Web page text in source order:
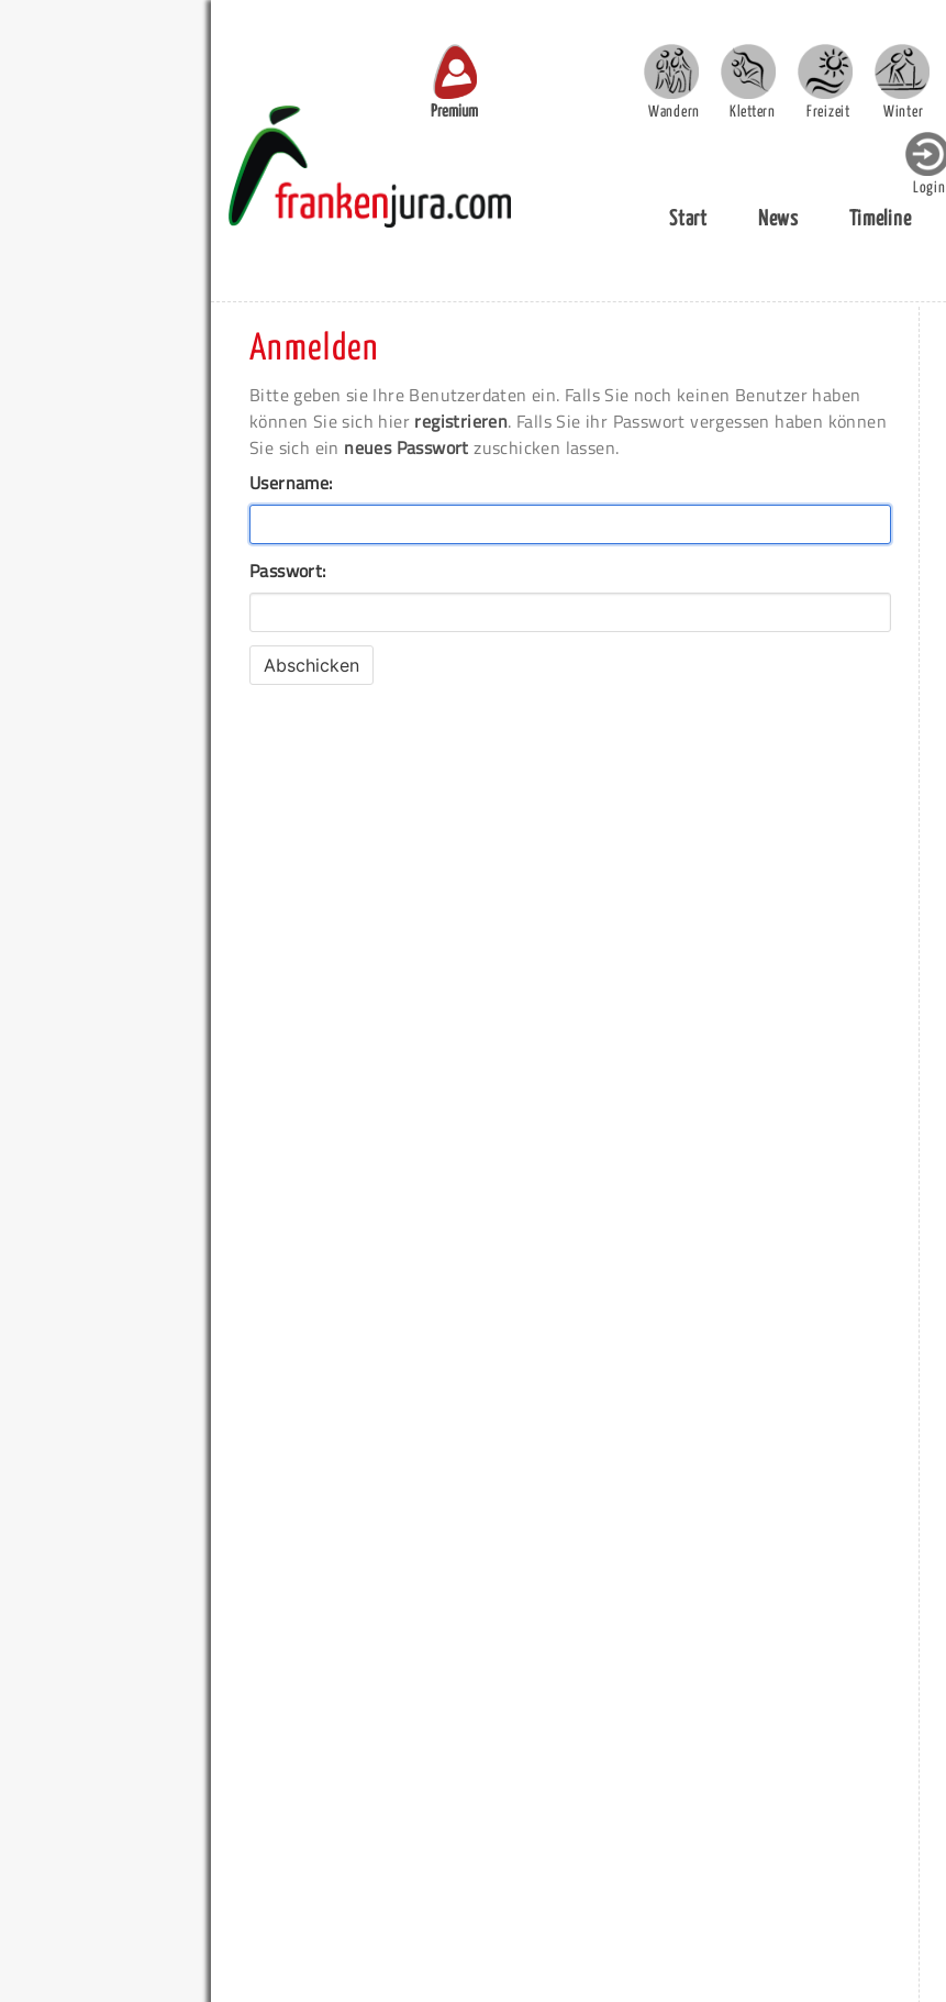
Premium Wandern Klettern Freizeit Winter
Login
Start News Timeline
Anmelden
Bitte geben sie Ihre Benutzerdaten ein. Falls Sie noch keinen Benutzer haben
können Sie sich hier registrieren. Falls Sie ihr Passwort vergessen haben können
Sie sich ein neues Passwort zuschicken lassen.
Username:
Passwort: